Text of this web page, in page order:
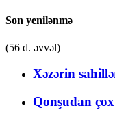
Son yenilənmə
(56 d. əvvəl)
Xəzərin
Qonşudan